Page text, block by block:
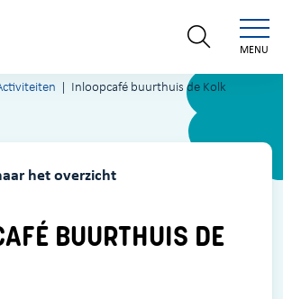
MENU
Inloopcafé buurthuis de Kolk
het overzicht
BUURTHUIS DE